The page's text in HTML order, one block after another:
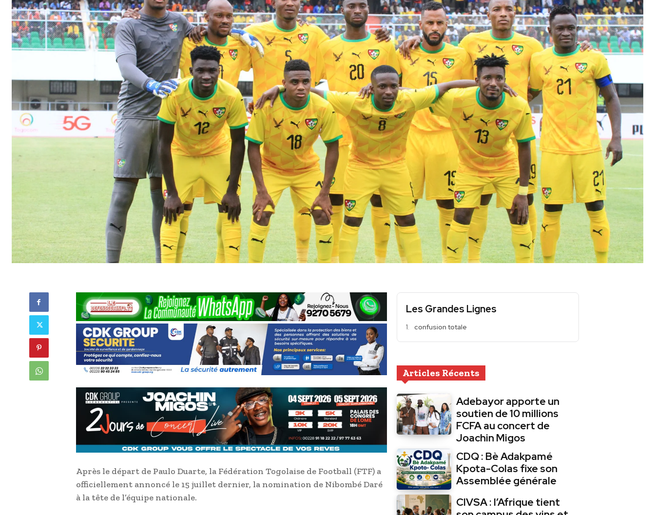
Après le départ de Paulo Duarte, la Fédération Togolaise de Football (FTF) a
officiellement annoncé le 15 juillet dernier, la nomination de Nibombé Daré
à la tête de l’équipe nationale.
Les Grandes Lignes
confusion totale
Articles Récents
Adebayor apporte un
soutien de 10 millions
FCFA au concert de
Joachin Migos
CDQ : Bè Adakpamé
Kpota-Colas fixe son
Assemblée générale
CIVSA : l’Afrique tient